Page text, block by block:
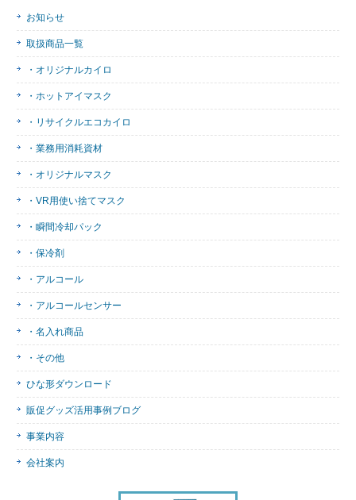
お知らせ
取扱商品一覧
・オリジナルカイロ
・ホットアイマスク
・リサイクルエコカイロ
・業務用消耗資材
・オリジナルマスク
・VR用使い捨てマスク
・瞬間冷却パック
・保冷剤
・アルコール
・アルコールセンサー
・名入れ商品
・その他
ひな形ダウンロード
販促グッズ活用事例ブログ
事業内容
会社案内